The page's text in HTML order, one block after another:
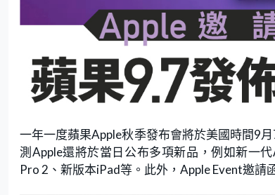
一年一度蘋果Apple秋季發布會將於美國時間9
測Apple還將於當日公布多項新品，例如新一
Pro 2、新版本iPad等。此外，Apple Event邀請